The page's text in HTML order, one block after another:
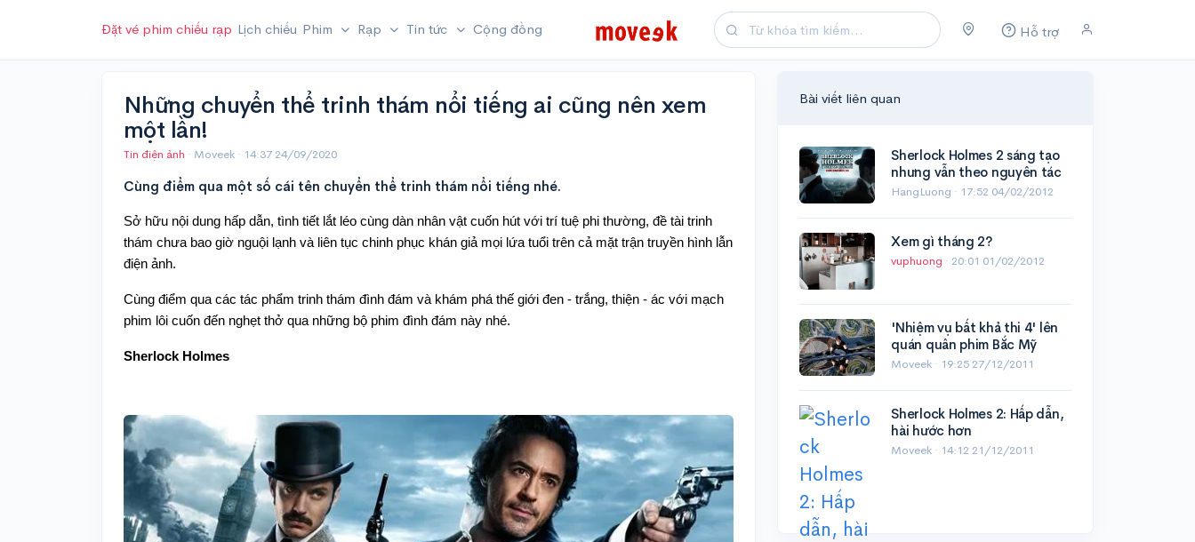
Hỗ trợ
Đặt vé phim chiếu rạp Lịch chiếu Phim Rạp Tin tức Cộng đồng
Những chuyển thể trinh thám nổi tiếng ai cũng nên xem
một lần!
Tin điện ảnh · Moveek · 14:37 24/09/2020
Cùng điểm qua một số cái tên chuyển thể trinh thám nổi tiếng nhé.
Sở hữu nội dung hấp dẫn, tình tiết lắt léo cùng dàn nhân vật cuốn hút với trí tuệ phi thường, đề tài trinh
thám chưa bao giờ nguội lạnh và liên tục chinh phục khán giả mọi lứa tuổi trên cả mặt trận truyền hình lẫn
điện ảnh.
Cùng điểm qua các tác phẩm trinh thám đình đám và khám phá thế giới đen - trắng, thiện - ác với mạch
phim lôi cuốn đến nghẹt thở qua những bộ phim đình đám này nhé.
Sherlock Holmes
Bài viết liên quan
Sherlock Holmes 2 sáng tạo
nhưng vẫn theo nguyên tác
HangLuong · 17:52 04/02/2012
Xem gì tháng 2?
vuphuong · 20:01 01/02/2012
'Nhiệm vụ bất khả thi 4' lên
quán quân phim Bắc Mỹ
Moveek · 19:25 27/12/2011
Sherlock Holmes 2: Hấp dẫn,
hài hước hơn
Moveek · 14:12 21/12/2011